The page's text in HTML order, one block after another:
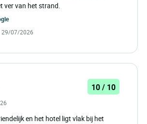
ver van het strand.
29/07/2026
10 / 10
en het hotel ligt vlak bij het